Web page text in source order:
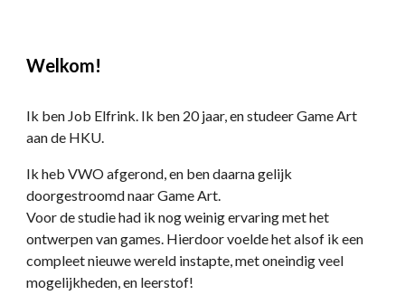
Welkom!
Ik ben Job Elfrink. Ik ben 20 jaar, en studeer Game Art
aan de HKU.
Ik heb VWO afgerond, en ben daarna gelijk
doorgestroomd naar Game Art.
Voor de studie had ik nog weinig ervaring met het
ontwerpen van games. Hierdoor voelde het alsof ik een
compleet nieuwe wereld instapte, met oneindig veel
mogelijkheden, en leerstof!